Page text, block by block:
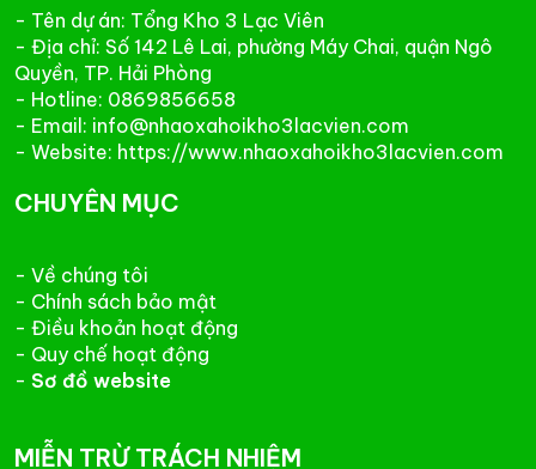
- Tên dự án: Tổng Kho 3 Lạc Viên
- Địa chỉ: Số 142 Lê Lai, phường Máy Chai, quận Ngô
Quyền, TP. Hải Phòng
- Hotline: 0869856658
- Email: info@nhaoxahoikho3lacvien.com
- Website: https://www.nhaoxahoikho3lacvien.com
CHUYÊN MỤC
- Về chúng tôi
- Chính sách bảo mật
- Điều khoản hoạt động
- Quy chế hoạt động
- Sơ đồ website
MIỄN TRỪ TRÁCH NHIỆM